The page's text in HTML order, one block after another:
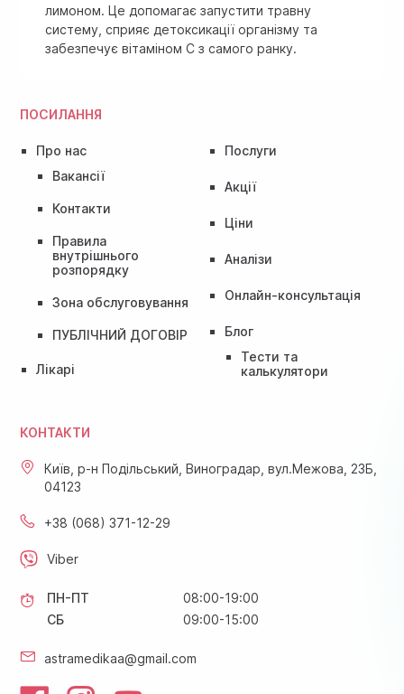
ПОСИЛАННЯ
Про нас
Вакансії
Контакти
Правила
внутрішнього
розпорядку
Зона обслуговування
ПУБЛІЧНИЙ ДОГОВІР
Лікарі
Послуги
Акції
Ціни
Аналізи
Онлайн-консультація
Блог
Тести та
калькулятори
лимоном. Це допомагає запустити травну
систему, сприяє детоксикації організму та
забезпечує вітаміном C з самого ранку.
КОНТАКТИ
Київ, р-н Подільський, Виноградар, вул.Межова, 23Б,
04123
+38 (068) 371-12-29
Viber
ПН-ПТ
08:00-19:00
СБ
09:00-15:00
astramedikaa@gmail.com